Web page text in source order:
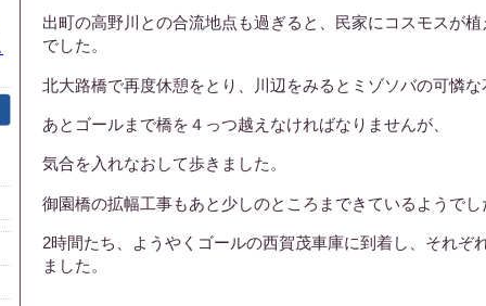
出町の高野川との合流地点も過ぎると、民家にコスモスが
でした。
北大路橋で再度休憩をとり、川辺をみるとミゾソバの可憐
あとゴールまで橋を４っつ越えなければなりませんが、
気合を入れなおして歩きました。
御園橋の拡幅工事もあと少しのところまできているようでし
2時間たち、ようやくゴールの西賀茂車庫に到着し、それぞ
ました。